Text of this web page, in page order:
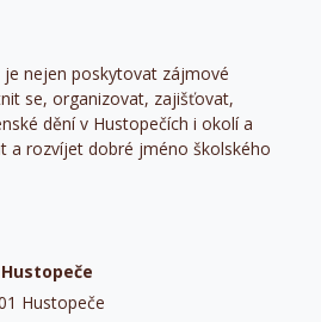
je nejen poskytovat zájmové
se, organizovat, zajišťovat,
dění v Hustopečích i okolí a
a rozvíjet dobré jméno školského
Hustopeče